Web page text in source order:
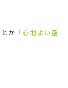
とか「心地よい空